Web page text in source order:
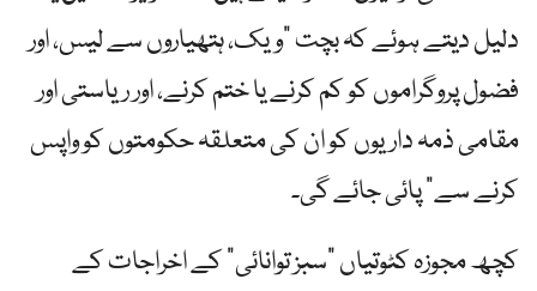
دلیل دیتے ہوئے کہ بچت "ویک، ہتھیاروں سے لیس، اور
فضول پروگراموں کو کم کرنے یا ختم کرنے، اور ریاستی اور
مقامی ذمہ داریوں کو ان کی متعلقہ حکومتوں کو واپس
کرنے سے” پائی جائے گی۔
کچھ مجوزہ کٹوتیاں "سبز توانائی” کے اخراجات کے